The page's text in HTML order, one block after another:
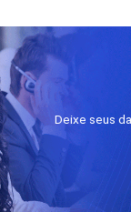
Deixe seus